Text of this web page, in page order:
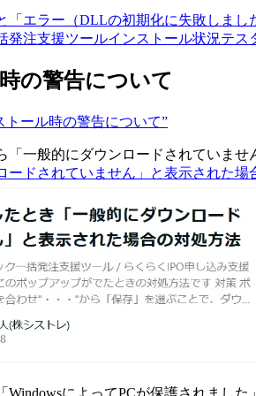
「エラー（DLLの初期化に失敗しまし
発注支援ツールインストール状況テ
の警告について
トール時の警告について”
「一般的にダウンロードされていま
ードされていません」と表示された場
WindowsによってPCが保護されまし